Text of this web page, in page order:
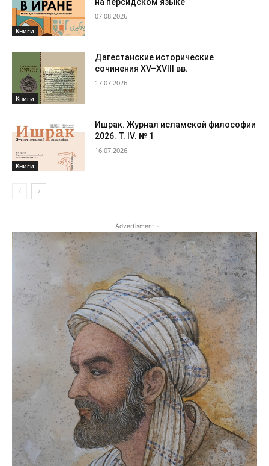
Книги
07.08.2026
Книги
Дагестанские исторические
сочинения XV–XVIII вв.
17.07.2026
Книги
Ишрак. Журнал исламской философии
2026. Т. IV. № 1
16.07.2026
- Advertisment -